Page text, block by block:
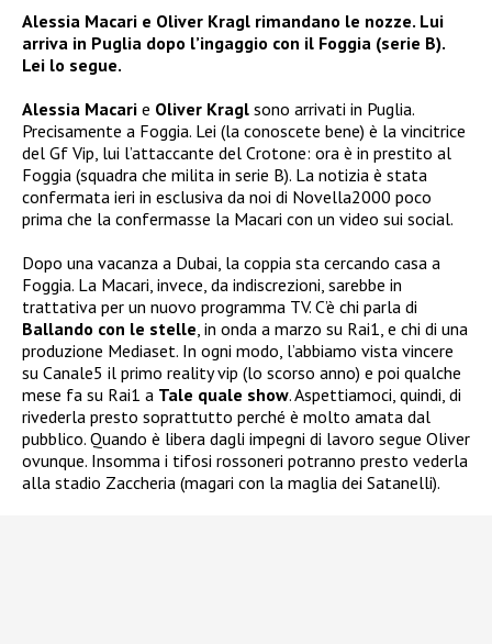
Alessia Macari e Oliver Kragl rimandano le nozze. Lui
arriva in Puglia dopo l’ingaggio con il Foggia (serie B).
Lei lo segue.
Alessia Macari e Oliver Kragl sono arrivati in Puglia.
Precisamente a Foggia. Lei (la conoscete bene) è la vincitrice
del Gf Vip, lui l’attaccante del Crotone: ora è in prestito al
Foggia (squadra che milita in serie B). La notizia è stata
confermata ieri in esclusiva da noi di Novella2000 poco
prima che la confermasse la Macari con un video sui social.
Dopo una vacanza a Dubai, la coppia sta cercando casa a
Foggia. La Macari, invece, da indiscrezioni, sarebbe in
trattativa per un nuovo programma TV. C’è chi parla di
Ballando con le stelle , in onda a marzo su Rai1, e chi di una
produzione Mediaset. In ogni modo, l’abbiamo vista vincere
su Canale5 il primo reality vip (lo scorso anno) e poi qualche
mese fa su Rai1 a Tale quale show. Aspettiamoci, quindi, di
rivederla presto soprattutto perché è molto amata dal
pubblico. Quando è libera dagli impegni di lavoro segue Oliver
ovunque. Insomma i tifosi rossoneri potranno presto vederla
alla stadio Zaccheria (magari con la maglia dei Satanelli).